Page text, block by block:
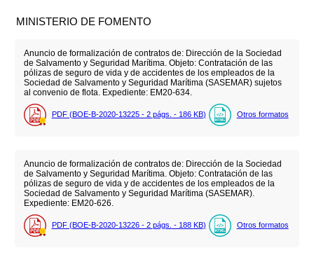
MINISTERIO DE FOMENTO
Anuncio de formalización de contratos de: Dirección de la Sociedad
de Salvamento y Seguridad Marítima. Objeto: Contratación de las
pólizas de seguro de vida y de accidentes de los empleados de la
Sociedad de Salvamento y Seguridad Marítima (SASEMAR) sujetos
al convenio de flota. Expediente: EM20-634.
PDF (BOE-B-2020-13225 - 2 págs. - 186 KB) Otros formatos
Anuncio de formalización de contratos de: Dirección de la Sociedad
de Salvamento y Seguridad Marítima. Objeto: Contratación de las
pólizas de seguro de vida y de accidentes de los empleados de la
Sociedad de Salvamento y Seguridad Marítima (SASEMAR).
Expediente: EM20-626.
PDF (BOE-B-2020-13226 - 2 págs. - 188 KB) Otros formatos